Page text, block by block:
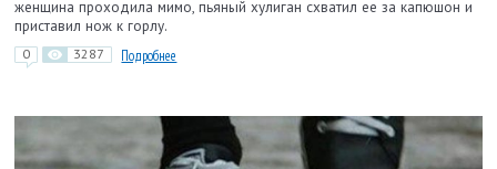
женщина проходила мимо, пьяный хулиган схватил ее за капюшон и
приставил нож к горлу.
0 3287 Подробнее